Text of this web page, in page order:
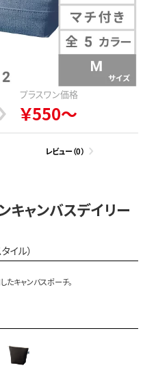
プラスワン価格
￥550～
レビュー（0）
キャンバスデイリー
イル）
たキャンバスポーチ。